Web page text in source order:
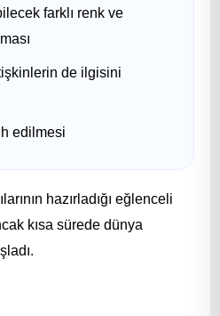
farklı renk ve
de ilgisini
edilmesi
hazırladığı eğlenceli
kısa sürede dünya